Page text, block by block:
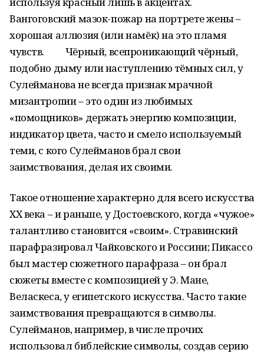
Вангоговский мазок-пожар на портрете жены –
хорошая аллюзия (или намёк) на это пламя
чувств. Чёрный, всепроникающий чёрный,
подобно дыму или наступлению тёмных сил, у
Сулейманова не всегда признак мрачной
мизантропии – это один из любимых
«помощников» держать энергию композиции,
индикатор цвета, часто и смело используемый
теми, с кого Сулейманов брал свои
заимствования, делая их своими.
Такое отношение характерно для всего искусства
XX века – и раньше, у Достоевского, когда «чужое»
талантливо становится «своим». Стравинский
парафразировал Чайковского и Россини; Пикассо
был мастер сюжетного парафраза – он брал
сюжеты вместе с композицией у Э. Мане,
Веласкеса, у египетского искусства. Часто такие
заимствования превращаются в символы.
Сулейманов, например, в числе прочих
использовал библейские символы, создав серию